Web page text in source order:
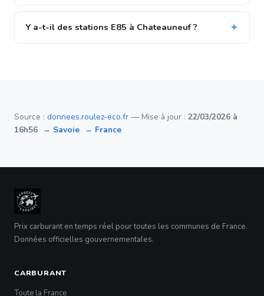
Y a-t-il des stations E85 à Chateauneuf ?
Source : donnees.roulez-eco.fr — Mise à jour : 22/03/2026 à
16h56 → Savoie → France
Prix carburant en temps réel pour toutes les communes de France.
Données officielles gouvernementales.
CARBURANT
Toute la France